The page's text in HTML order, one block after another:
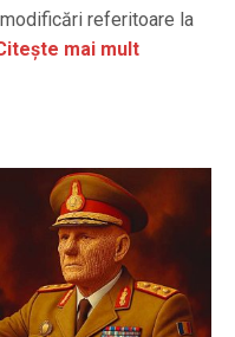
referitoare la
mai mult